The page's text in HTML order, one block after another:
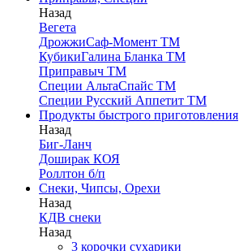
Назад
Вегета
ДрожжиСаф-Момент ТМ
КубикиГалина Бланка ТМ
Приправыч ТМ
Специи АльтаСпайс ТМ
Специи Русский Аппетит ТМ
Продукты быстрого приготовления
Назад
Биг-Ланч
Доширак КОЯ
Роллтон б/п
Снеки, Чипсы, Орехи
Назад
КДВ снеки
Назад
3 корочки сухарики